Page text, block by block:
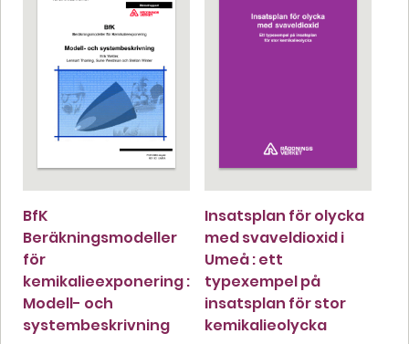
BfK
Beräkningsmodeller
för
kemikalieexponering :
Modell- och
systembeskrivning
Insatsplan för olycka
med svaveldioxid i
Umeå : ett
typexempel på
insatsplan för stor
kemikalieolycka